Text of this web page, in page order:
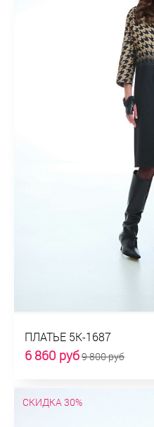
ПЛАТЬЕ 5К-1687
6 860 руб9 800 руб
СКИДКА 30%